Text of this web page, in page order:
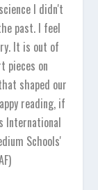
I didn't
past. I feel
It is out of
pieces on
shaped our
reading, if
International
Schools'